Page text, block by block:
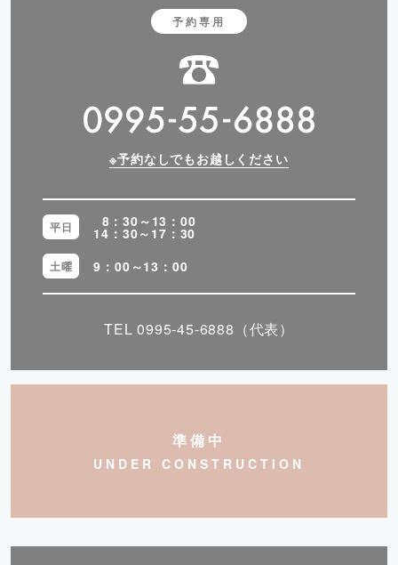
予約専用
※予約なしでもお越しください
平日 8：30～13：00
14：30～17：30
土曜 9：00～13：00
TEL0995-45-6888 （代表）
準備中
UNDER CONSTRUCTION